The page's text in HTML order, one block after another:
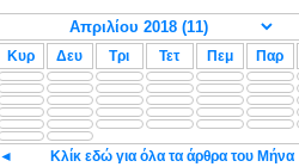
Κυρ Δευ Τρι Τετ Πεμ Παρ
◄ Κλίκ εδώ για όλα τα άρθρα του Μήνα